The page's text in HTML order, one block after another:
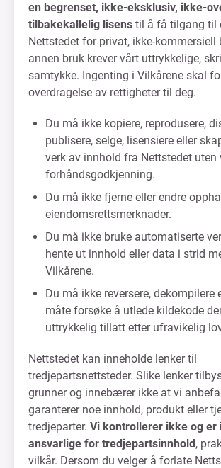
en begrenset, ikke-eksklusiv, ikke-
tilbakekallelig lisens til å få tilgang til
Nettstedet for privat, ikke-kommersiell
annen bruk krever vårt uttrykkelige,
samtykke. Ingenting i Vilkårene skal
overdragelse av rettigheter til deg.
Du må ikke kopiere, reprodusere,
publisere, selge, lisensiere eller
verk av innhold fra Nettstedet uten
forhåndsgodkjenning.
Du må ikke fjerne eller endre
eiendomsrettsmerknader.
Du må ikke bruke automatiserte
hente ut innhold eller data i strid
Vilkårene.
Du må ikke reversere, dekompilere
måte forsøke å utlede kildekode
uttrykkelig tillatt etter ufravikelig
Nettstedet kan inneholde lenker til
tredjepartsnettsteder. Slike lenker
grunner og innebærer ikke at vi
garanterer noe innhold, produkt eller
tredjeparter. Vi kontrollerer ikke og er
ansvarlige for tredjepartsinnhold,
vilkår. Dersom du velger å forlate